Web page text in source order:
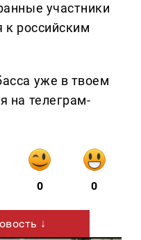
участники
к российским
уже в твоем
на телеграм-
0 0
↓